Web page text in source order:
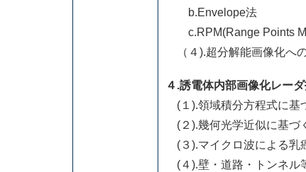
b.Envelope法
c.RPM(Range Points
（４).超分解能画像化へ
４.誘電体内部画像化レー
(１).領域積分方程式に基
(２).幾何光学近似に基づ
(３).マイクロ波による乳
(４).壁・道路・トンネル